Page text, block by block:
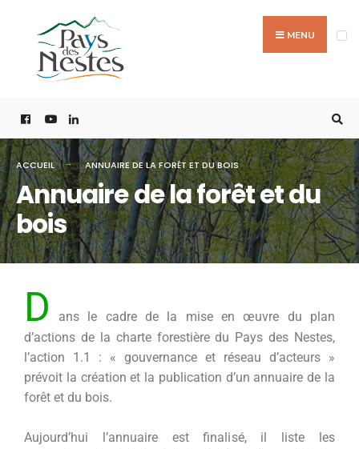
MENU
ACCUEIL ANNUAIRE DE LA FORÊT ET DU BOIS
Annuaire de la forêt et du
bois
D
ans le cadre de la mise en œuvre du plan
d’actions de la charte forestière du Pays des Nestes,
l’action 1.1 : « gouvernance et réseau d’acteurs »
prévoit la création et la publication d’un annuaire de la
forêt et du bois.
Aujourd’hui l’annuaire est finalisé, il liste les